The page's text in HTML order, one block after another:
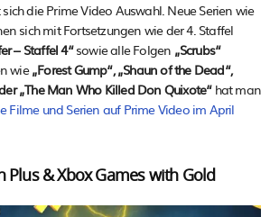
die Prime Video Auswahl. Neue Serien wie
sich mit Fortsetzungen wie der 4. Staffel
– Staffel 4“sowie alle Folgen „Scrubs“
wie„Forest Gump“, „Shaun of the Dead“,
„The Man Who Killed Don Quixote“hat man
Filme und Serien auf Prime Video im April
Plus & Xbox Games with Gold